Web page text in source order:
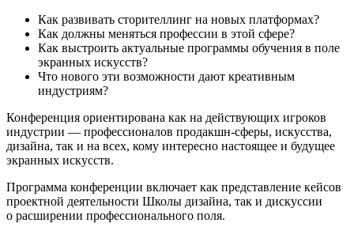
Как развивать сторителлинг на новых платформах?
Как должны меняться профессии в этой сфере?
Как выстроить актуальные программы обучения в поле
экранных искусств?
Что нового эти возможности дают креативным
индустриям?
Конференция ориентирована как на действующих игроков
индустрии — профессионалов продакшн-сферы, искусства,
дизайна, так и на всех, кому интересно настоящее и будущее
экранных искусств.
Программа конференции включает как представление кейсов
проектной деятельности Школы дизайна, так и дискуссии
о расширении профессионального поля.